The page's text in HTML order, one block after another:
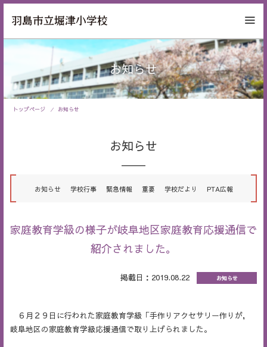
お知らせ
トップページ お知らせ
お知らせ
お知らせ 学校行事 緊急情報 重要 学校だより PTA広報
家庭教育学級の様子が岐阜地区家庭教育応援通信で
紹介されました。
掲載日：2019.08.22 お知らせ
６月２９日に行われた家庭教育学級「手作りアクセサリー作りが，
岐阜地区の家庭教育学級応援通信で取り上げられました。